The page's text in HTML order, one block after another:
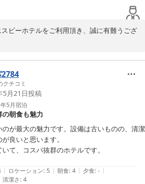
ビーホテルをご利用頂き、誠に有難うござ
重ねて御礼申し上げます。
してお客様にご不快な思いをお掛けし、心よ
。
様に快適にお過ごし頂けますよう務めて参
ざいます。
ホテルを宜しくお願い致します。
クチコミ
5月21日投稿
5月宿泊
朝食も魅力
が最大の魅力です。設備は古いものの、清潔
良いと思います。
て、コスパ抜群のホテルです。
| ロケーション: 5 | 朝食: 4 | 夕食: - |
清潔さ: 4